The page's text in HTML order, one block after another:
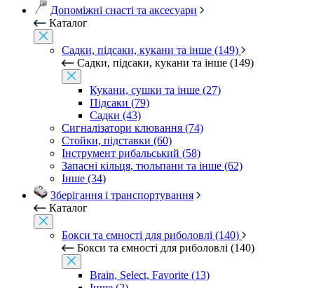
Допоміжні снасті та аксесуари
Каталог
Садки, підсаки, кукани та інше (149)
Садки, підсаки, кукани та інше (149)
Кукани, сушки та інше (27)
Підсаки (79)
Садки (43)
Сигналізатори клювання (74)
Стойки, підставки (60)
Інструмент рибальський (58)
Запасні кільця, тюльпани та інше (62)
Інше (34)
Зберігання і транспортування
Каталог
Бокси та ємності для риболовлі (140)
Бокси та ємності для риболовлі (140)
Brain, Select, Favorite (13)